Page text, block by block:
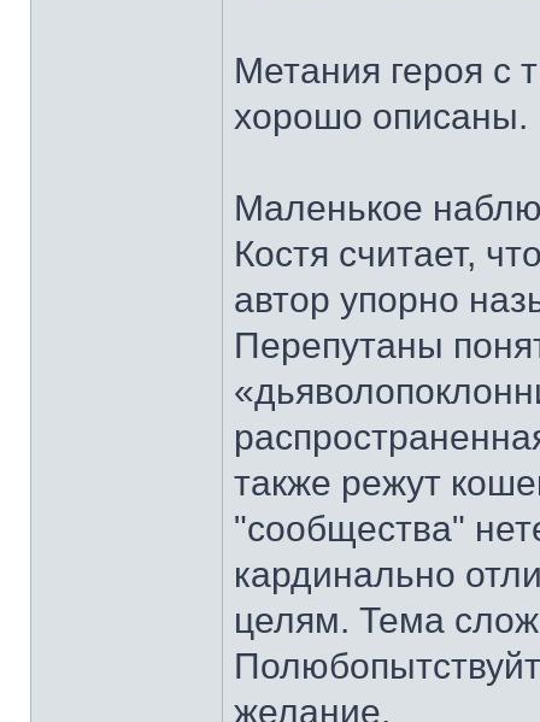
Метания героя с
хорошо
Маленькое
Костя считает,
автор упорно
Перепутаны
также режут
"сообщества"
кардинально
целям. Тема
желание.